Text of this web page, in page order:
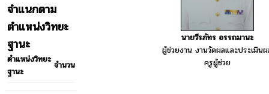
จำแนกตาม
ตำแหน่งวิทยะ
ฐานะ
ตำแหน่งวิทยะ
ฐานะ
จำนวน
นายวีรภัทร อรรถมานะ
ผู้ช่วยงาน งานวัดผลและประเมิน
ครูผู้ช่วย